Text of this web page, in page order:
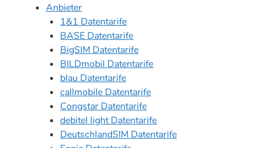
Anbieter
1&1 Datentarife
BASE Datentarife
BigSIM Datentarife
BILDmobil Datentarife
blau Datentarife
callmobile Datentarife
Congstar Datentarife
debitel light Datentarife
DeutschlandSIM Datentarife